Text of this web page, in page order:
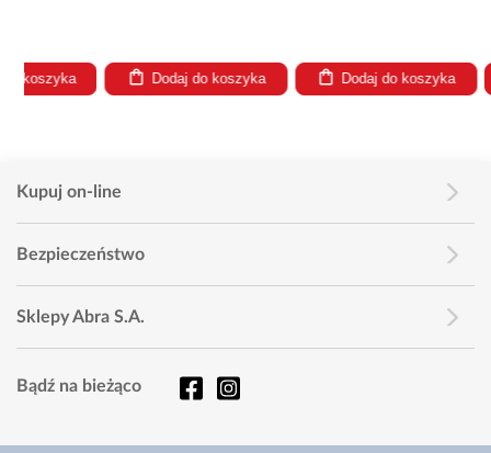
Dodaj do koszyka Dodaj do koszyka
Kupuj on-line
Bezpieczeństwo
Sklepy Abra S.A.
Bądź na bieżąco